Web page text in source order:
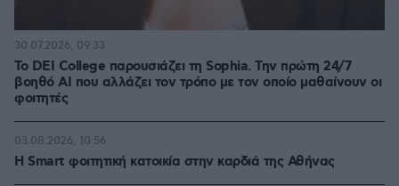
Το DEI College παρουσιάζει τη Sophia. Την πρώτη 24/7
βοηθό AI που αλλάζει τον τρόπο με τον οποίο μαθαίνουν οι
φοιτητές
30.07.2026, 09:33
Η Smart φοιτητική κατοικία στην καρδιά της Αθήνας
03.08.2026, 10:56